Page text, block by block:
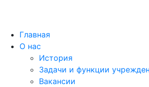
Главная
О нас
История
Задачи и функции
Вакансии